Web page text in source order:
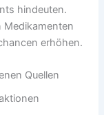
hindeuten.
Medikamenten
erhöhen.
Quellen